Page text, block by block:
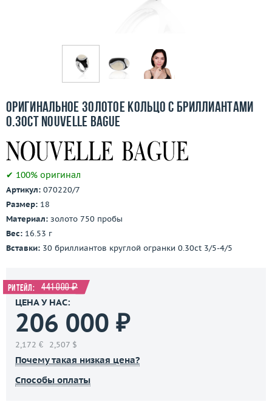
Контакты
3D-тур по шоуруму
Оригинальное золотое кольцо с бриллиантами
0.30ct Nouvelle Bague
✔ 100% оригинал
Артикул: 070220/7
Размер: 18
Материал: золото 750 пробы
Вес: 16.53 г
Вставки: 30 бриллиантов круглой огранки 0.30ct 3/5-4/5
Ритейл: 441 000 ₽
ЦЕНА У НАС:
206 000 ₽
2,172 € 2,507 $
Почему такая низкая цена?
Способы оплаты